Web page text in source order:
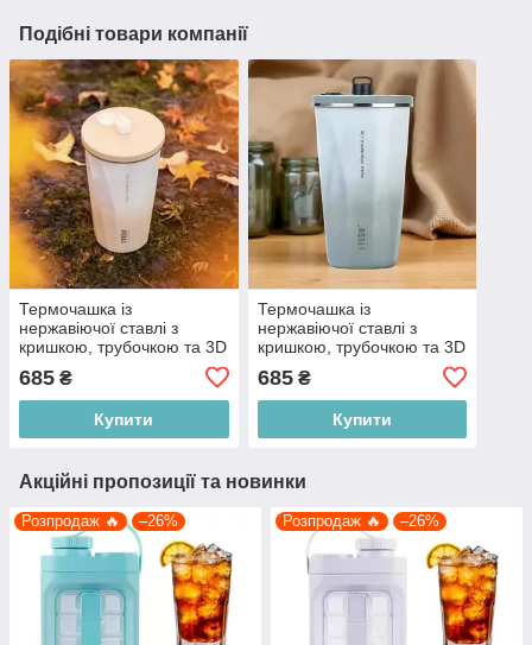
Подібні товари компанії
Термочашка із
нержавіючої ставлі з
кришкою, трубочкою та 3D
8848B 600 мл, бежева
685 ₴
Купити
Термочашка із
нержавіючої ставлі з
кришкою, трубочкою та 3D
8848B 600 мл, сіра
685₴
Купити
Акційні пропозиції та новинки
Розпродаж 🔥 –26% Розпродаж 🔥 –26%